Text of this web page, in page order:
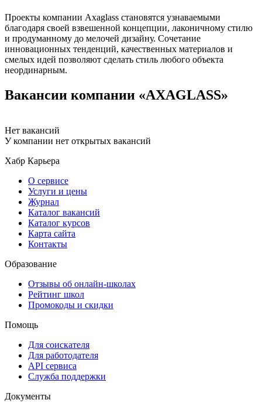
Проекты компании Axaglass становятся узнаваемыми
благодаря своей взвешенной концепции, лаконичному стилю
и продуманному до мелочей дизайну. Сочетание
инновационных тенденций, качественных материалов и
смелых идей позволяют сделать стиль любого объекта
неординарным.
Вакансии компании «AXAGLASS»
Нет вакансий
У компании нет открытых вакансий
Хабр Карьера
О сервисе
Услуги и цены
Журнал
Каталог вакансий
Каталог курсов
Карта сайта
Контакты
Образование
Отзывы об онлайн-школах
Рейтинг школ
Промокоды и скидки
Помощь
Для соискателя
Для работодателя
API сервиса
Служба поддержки
Документы